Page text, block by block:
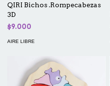
QIRI Bichos .Rompecabezas
3D
$9.000
AIRE LIBRE